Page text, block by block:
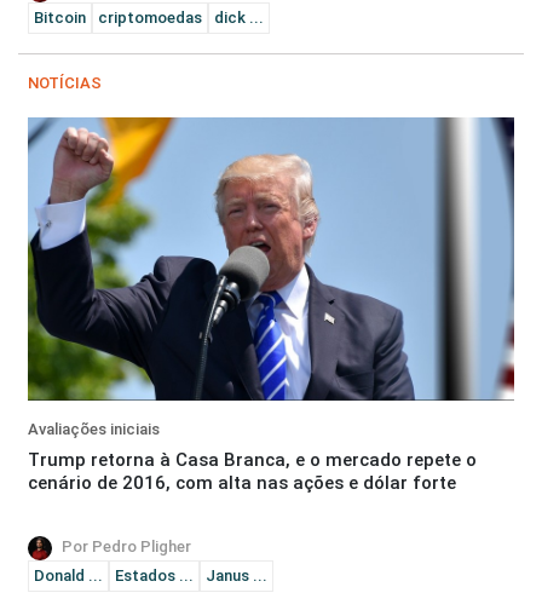
Bitcoin
criptomoedas dick ...
NOTÍCIAS
Avaliações iniciais
Trump retorna à Casa Branca, e o mercado repete o
cenário de 2016, com alta nas ações e dólar forte
Por Pedro Pligher
Donald ...
Estados ... Janus ...